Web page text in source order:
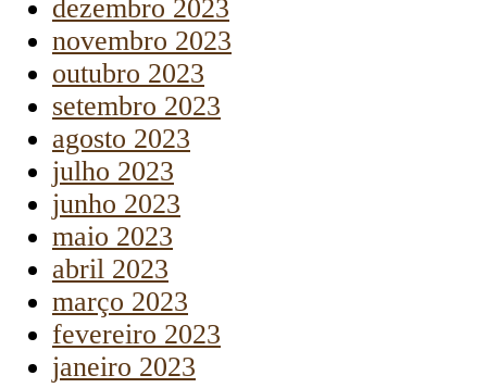
dezembro 2023
novembro 2023
outubro 2023
setembro 2023
agosto 2023
julho 2023
junho 2023
maio 2023
abril 2023
março 2023
fevereiro 2023
janeiro 2023